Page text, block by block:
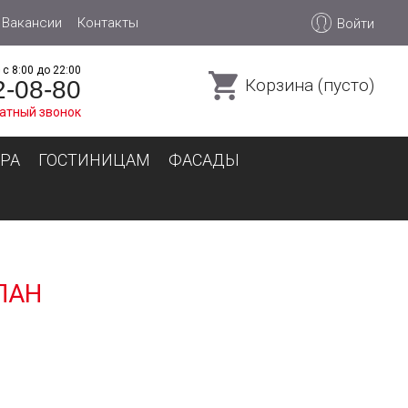
Вакансии Контакты Войти
8:00 до 22:00
08-80
звонок
Корзина (пусто)
ГОСТИНИЦАМ ФАСАДЫ